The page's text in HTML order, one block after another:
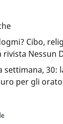
Cibo,
rivista Nessun
settimana, 30:
per gli